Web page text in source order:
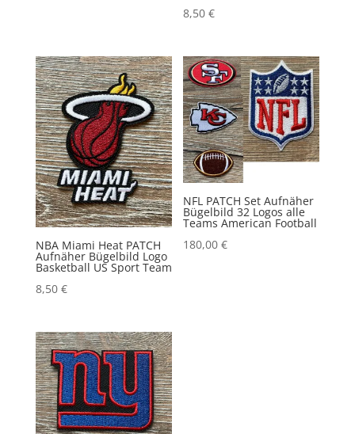
8,50€
NBA Miami Heat PATCH
Aufnäher Bügelbild Logo
Basketball US Sport Team
8,50 €
NFL PATCH Set Aufnäher
Bügelbild 32 Logos alle
Teams American Football
180,00€